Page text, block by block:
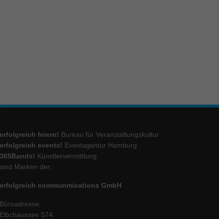
erfolgreich feiern! Bureau für Veranstaltungskultur
erfolgreich events! Eventagentur Hamburg
365Bands! Künstlervermittlung
sind Marken der:
erfolgreich communmications GmbH
Büroadresse:
Elbchaussee 574